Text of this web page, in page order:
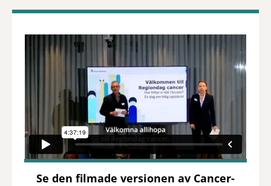
Se den filmade versionen av Cancer­